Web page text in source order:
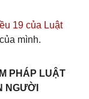
19 của Luật
mình.
PHÁP LUẬT
NGƯỜI